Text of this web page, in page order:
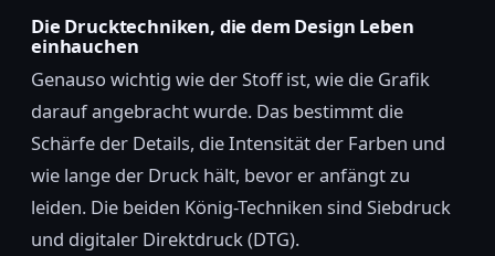
Die Drucktechniken, die dem Design Leben
einhauchen
Genauso wichtig wie der Stoff ist, wie die Grafik
darauf angebracht wurde. Das bestimmt die
Schärfe der Details, die Intensität der Farben und
wie lange der Druck hält, bevor er anfängt zu
leiden. Die beiden König-Techniken sind Siebdruck
und digitaler Direktdruck (DTG).